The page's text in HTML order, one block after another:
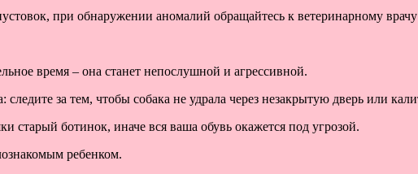
при обнаружении аномалий обращайтесь к ветеринарному врачу
время – она станет непослушной и агрессивной.
следите за тем, чтобы собака не удрала через незакрытую дверь или
старый ботинок, иначе вся ваша обувь окажется под угрозой.
ребенком.